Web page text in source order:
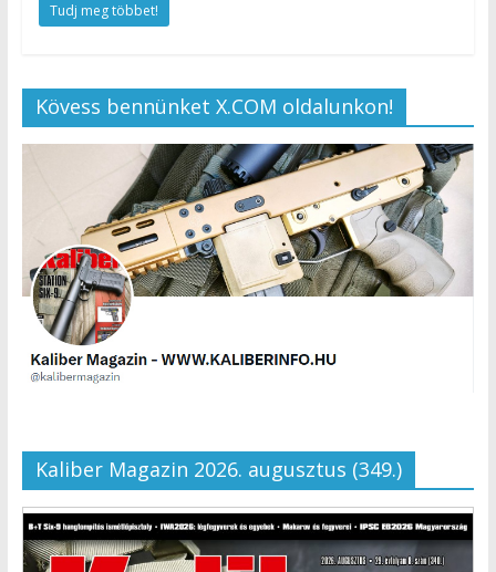
Tudj meg többet!
Kövess bennünket X.COM oldalunkon!
Kaliber Magazin 2026. augusztus (349.)